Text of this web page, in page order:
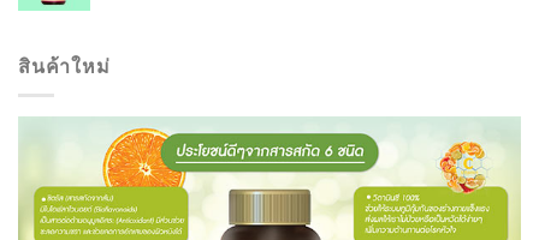
สินค้าใหม่